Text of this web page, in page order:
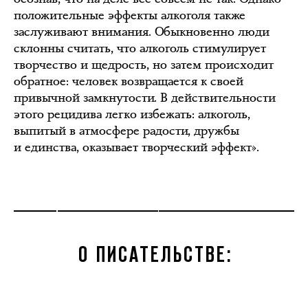
положительные эффекты алкоголя также
заслуживают внимания. Обыкновенно люди
склонны считать, что алкоголь стимулирует
творчество и щедрость, но затем происходит
обратное: человек возвращается к своей
привычной замкнутости. В действительности
этого рецидива легко избежать: алкоголь,
выпитый в атмосфере радости, дружбы
и единства, оказывает творческий эффект».
О ПИСАТЕЛЬСТВЕ: